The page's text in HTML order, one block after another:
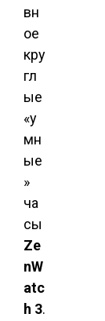
вн
ое
кру
гл
ые
«у
мн
ые
»
ча
сы
Ze
nW
atc
h 3.